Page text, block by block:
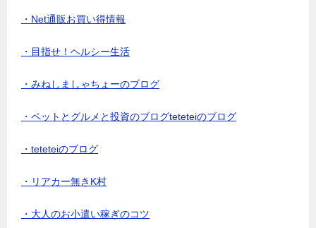
・Net通販お買い得情報
・目指せ！ヘルシー生活
・みねしましゃちょーのブログ
・ペットとグルメと投資のブログteteteiのブログ
・teteteiのブログ
・リアカー無きK村
・大人のお小遣い稼ぎのコツ